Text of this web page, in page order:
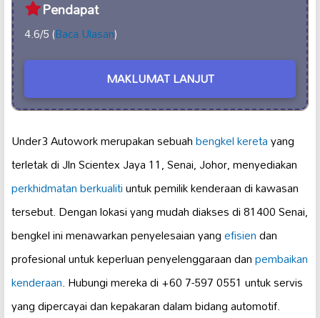
Pendapat
4.6/5 (Baca Ulasan)
MAKLUMAT LANJUT
Under3 Autowork merupakan sebuahbengkel keretayang
terletak di Jln Scientex Jaya 11, Senai, Johor, menyediakan
perkhidmatan berkualitiuntuk pemilik kenderaan di kawasan
tersebut. Dengan lokasi yang mudah diakses di 81400 Senai,
bengkel ini menawarkan penyelesaian yangefisiendan
profesional untuk keperluan penyelenggaraan danpembaikan
kenderaan. Hubungi mereka di +60 7-597 0551 untuk servis
yang dipercayai dan kepakaran dalam bidang automotif.